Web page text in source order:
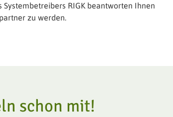
RIGK beantworten Ihnen
zu werden.
schon mit!